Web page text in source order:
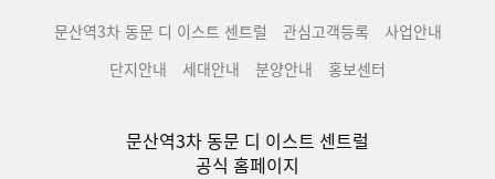
문산역3차 동문 디 이스트 센트럴 관심고객등록
사업안내
단지안내
세대안내 분양안내 홍보센터
문산역3차 동문 디 이스트 센트럴
공식 홈페이지